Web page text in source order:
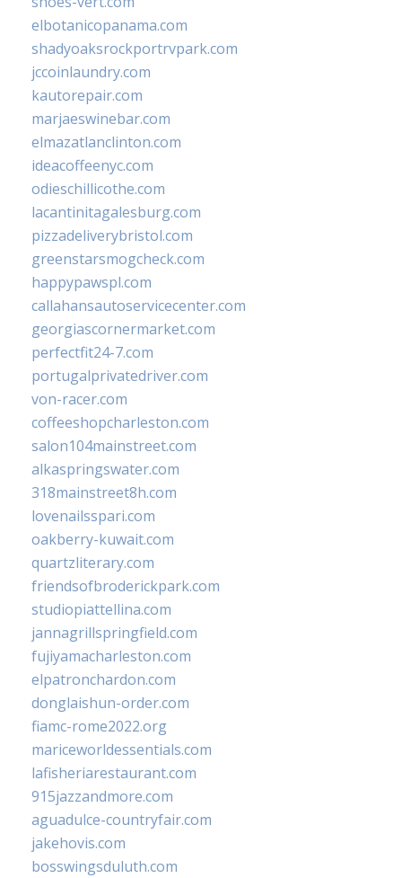
elbotanicopanama.com
shadyoaksrockportrvpark.com
jccoinlaundry.com
kautorepair.com
marjaeswinebar.com
elmazatlanclinton.com
ideacoffeenyc.com
odieschillicothe.com
lacantinitagalesburg.com
pizzadeliverybristol.com
greenstarsmogcheck.com
happypawspl.com
callahansautoservicecenter.com
georgiascornermarket.com
perfectfit24-7.com
portugalprivatedriver.com
von-racer.com
coffeeshopcharleston.com
salon104mainstreet.com
alkaspringswater.com
318mainstreet8h.com
lovenailsspari.com
oakberry-kuwait.com
quartzliterary.com
friendsofbroderickpark.com
studiopiattellina.com
jannagrillspringfield.com
fujiyamacharleston.com
elpatronchardon.com
donglaishun-order.com
fiamc-rome2022.org
mariceworldessentials.com
lafisheriarestaurant.com
915jazzandmore.com
aguadulce-countryfair.com
jakehovis.com
bosswingsduluth.com